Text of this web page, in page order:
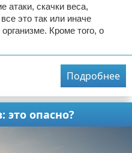
атаки, скачки веса,
это так или иначе
Кроме того, о
Подробнее
это опасно?